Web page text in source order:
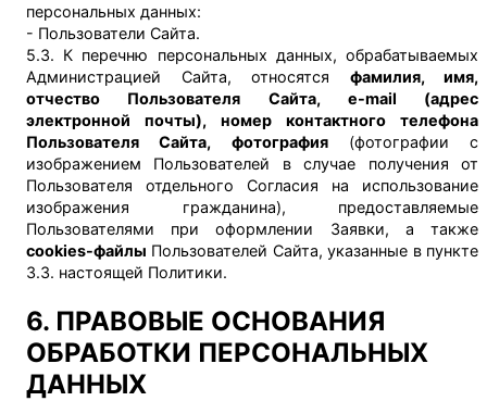
персональных данных:
- Пользователи Сайта.
5.3. К перечню персональных данных, обрабатываемых
Администрацией Сайта, относятся фамилия, имя,
отчество Пользователя Сайта, e-mail (адрес
электронной почты), номер контактного телефона
Пользователя Сайта, фотография(фотографии с
изображением Пользователей в случае получения от
Пользователя отдельного Согласия на использование
изображения гражданина), предоставляемые
Пользователями при оформлении Заявки, а также
cookies-файлы Пользователей Сайта, указанные в пункте
3.3. настоящей Политики.
6. ПРАВОВЫЕ ОСНОВАНИЯ
ОБРАБОТКИ ПЕРСОНАЛЬНЫХ
ДАННЫХ